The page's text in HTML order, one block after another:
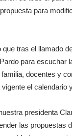
para
que tras el llamado
para escuchar
docentes y
el calendario
presidenta
las propuestas